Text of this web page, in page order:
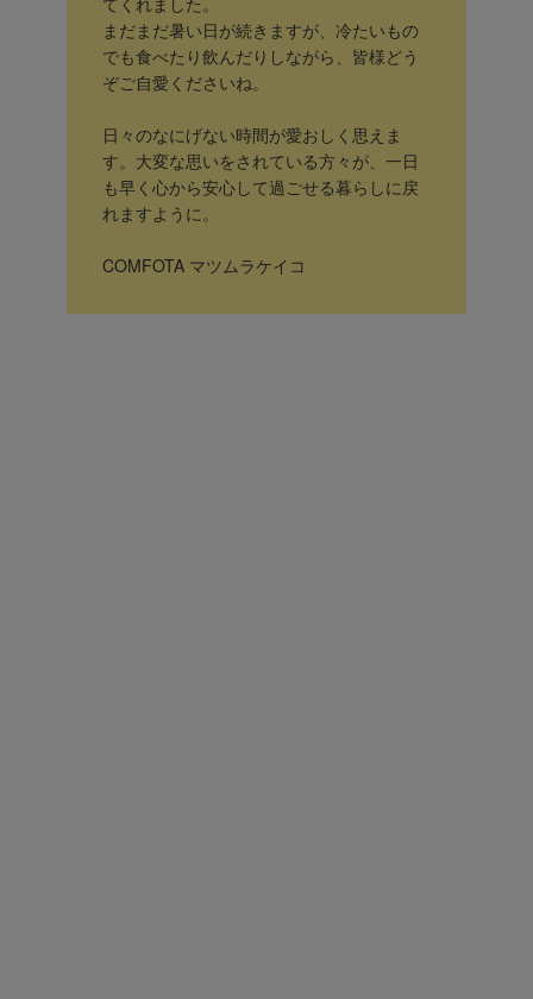
まだまだ暑い日が続きますが、冷たいもの
でも食べたり飲んだりしながら、皆様どう
ぞご自愛くださいね。
日々のなにげない時間が愛おしく思えま
す。大変な思いをされている方々が、一日
も早く心から安心して過ごせる暮らしに戻
れますように。
COMFOTA マツムラケイコ